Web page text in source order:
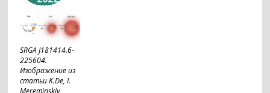
SRGA J181414.6-
225604.
Изображение из
статьи K.De, I.
Mereminskiy,